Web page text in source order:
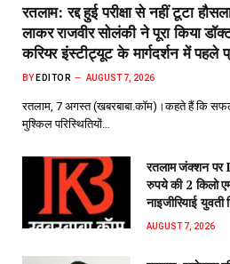
रतलाम: रद्द हुई परीक्षा से नहीं टूटा
लाकर राजवीर सोलंकी ने पूरा किया
करियर इंस्टीट्यूट के मार्गदर्शन में पहले
BY EDITOR AUGUST 7, 2026
रतलाम, 7 अगस्त (खबरबाबा.कॉम)।कहते हैं कि
मुश्किल परिस्थितियों…
रतलाम जंक्शन पर
रुपये की 2 किलो
नाइजीरियाई युवती
AUGUST 7, 2026